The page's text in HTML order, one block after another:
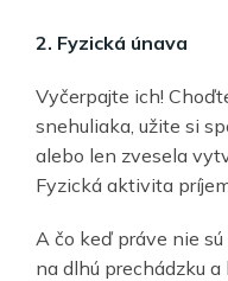
2. Fyzická únava
Vyčerpajte ich!
snehuliaka, užite si
alebo len zvesela
Fyzická aktivita
A čo keď práve nie sú
na dlhú prechádzku